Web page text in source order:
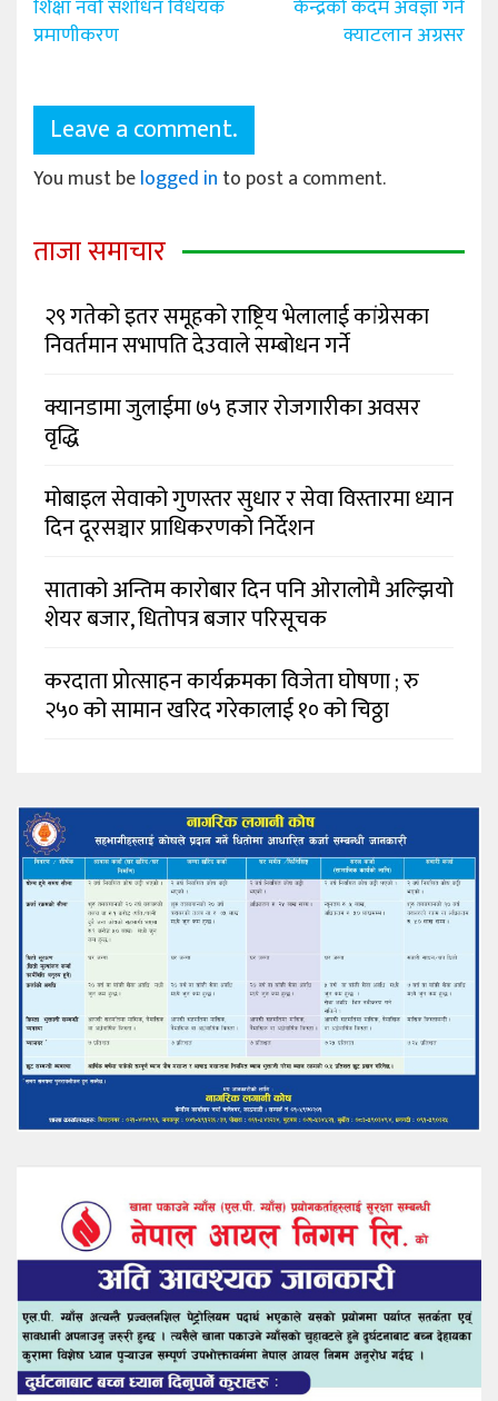
navigation
शिक्षा नवौं संशोधन विधेयक
प्रमाणीकरण
केन्द्रको कदम अवज्ञा गर्न
क्याटलान अग्रसर
Leave a comment.
You must belogged in to post a comment.
ताजा समाचार
२९ गतेको इतर समूहको राष्ट्रिय भेलालाई कांग्रेसका
निवर्तमान सभापति देउवाले सम्बोधन गर्ने
क्यानडामा जुलाईमा ७५ हजार रोजगारीका अवसर
वृद्धि
मोबाइल सेवाको गुणस्तर सुधार र सेवा विस्तारमा ध्यान
दिन दूरसञ्चार प्राधिकरणको निर्देशन
साताको अन्तिम कारोबार दिन पनि ओरालोमै अल्झियो
शेयर बजार, धितोपत्र बजार परिसूचक
करदाता प्रोत्साहन कार्यक्रमका विजेता घोषणा ; रु
२५० को सामान खरिद गरेकालाई १० को चिठ्ठा